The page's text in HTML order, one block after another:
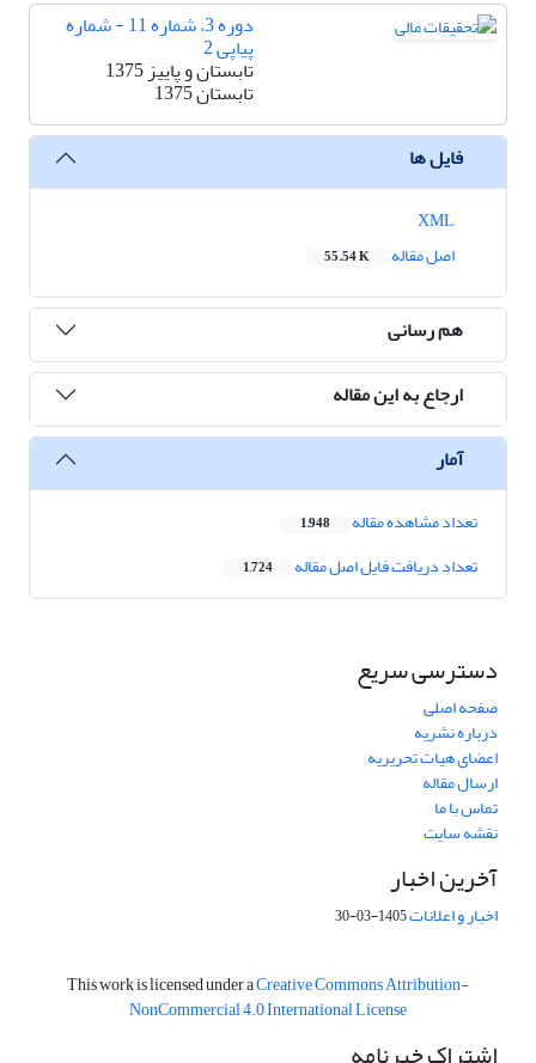
دوره 3، شماره 11 - شماره
پیاپی 2
تابستان و پاییز 1375
تابستان 1375
فایل ها
اصل مقاله
55.54 K
هم رسانی
ارجاع به این مقاله
آمار
تعداد مشاهده مقاله 1,948
تعداد دریافت فایل اصل مقاله 1,724
دسترسی سریع
صفحه اصلی
درباره نشریه
اعضای هیات تحریریه
ارسال مقاله
تماس با ما
نقشه سایت
آخرین اخبار
اخبار و اعلانات1405-03-30
This work is licensed under aCreative Commons Attribution-
NonCommercial 4.0 International License